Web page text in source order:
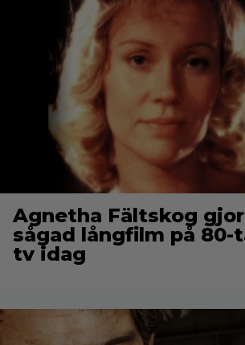
Agnetha Fältskog
sågad långfilm på 80-
tv idag